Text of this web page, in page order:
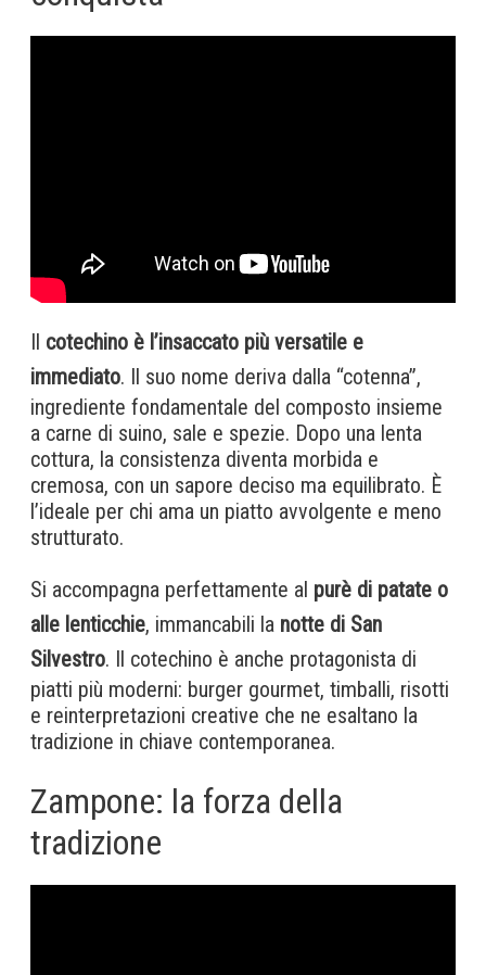
Il cotechino è l’insaccato più versatile e
immediato. Il suo nome deriva dalla “cotenna”,
ingrediente fondamentale del composto insieme
a carne di suino, sale e spezie. Dopo una lenta
cottura, la consistenza diventa morbida e
cremosa, con un sapore deciso ma equilibrato. È
l’ideale per chi ama un piatto avvolgente e meno
strutturato.
Si accompagna perfettamente al purè di patate o
alle lenticchie, immancabili la notte di San
Silvestro. Il cotechino è anche protagonista di
piatti più moderni: burger gourmet, timballi, risotti
e reinterpretazioni creative che ne esaltano la
tradizione in chiave contemporanea.
Zampone: la forza della
tradizione